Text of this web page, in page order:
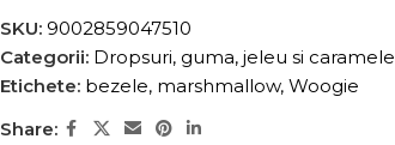
SKU: 9002859047510
Categorii: Dropsuri, guma, jeleu si caramele
Etichete: bezele, marshmallow, Woogie
Share: